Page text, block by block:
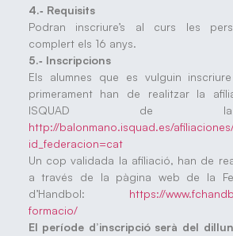
4.‐ Requisits
Podran inscriure’s al curs les
complert els 16 anys.
5.‐ Inscripcions
Els alumnes que es vulguin
primerament han de realitzar la
ISQUAD de
http://balonmano.isquad.es/
id_federacion=cat
Un cop validada la afiliació, han de
a través de la pàgina web de la
d’Handbol: https://
formacio/
El període d’inscripció serà del